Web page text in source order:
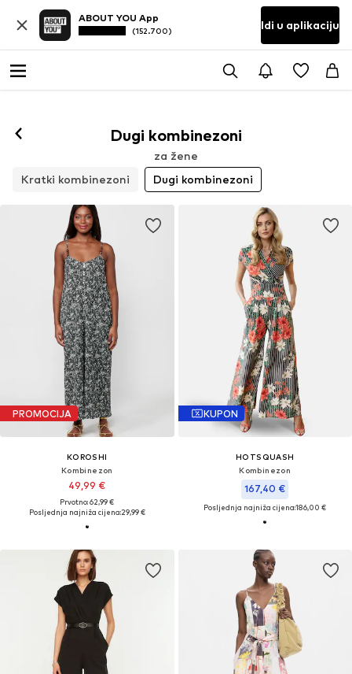
ABOUT YOU App
(152.700) Idi u aplikaciju
Dugi kombinezoni
za žene
Kratki kombinezoni
Dugi kombinezoni
PROMOCIJA
KOROSHI
Kombinezon
49,99 €
Prvotno: 62,99 €
Posljednja najniža cijena:29,99 €
KUPON
HOTSQUASH
Kombinezon
167,40 €
Posljednja najniža cijena:186,00 €